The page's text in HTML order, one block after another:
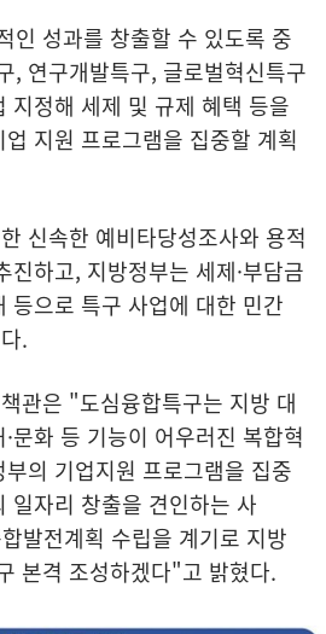
인 성과를 창출할 수 있도록 중
, 연구개발특구, 글로벌혁신특구
지정해 세제 및 규제 혜택 등을
지원 프로그램을 집중할 계획
신속한 예비타당성조사와 용적
진하고, 지방정부는 세제·부담금
등으로 특구 사업에 대한 민간
.
관은 "도심융합특구는 지방 대
문화 등 기능이 어우러진 복합혁
의 기업지원 프로그램을 집중
일자리 창출을 견인하는 사
발전계획 수립을 계기로 지방
본격 조성하겠다"고 밝혔다.